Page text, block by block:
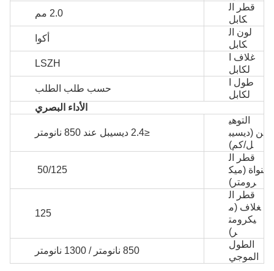
قطر ال
كابل
لون ال
كابل
أكوا
غلاف ا
لكابل
طول ا
لكابل
حسب طلب الطلب
الأداء البصري
التوهي
ن (ديسيب
ل/كم)
≤2.4 ديسيبل عند 850 نانومتر
قطر ال
نواة (ميك
رومتر)
50/125
قطر ال
غلاف (م
يكرومت
ر)
الطول
الموجي